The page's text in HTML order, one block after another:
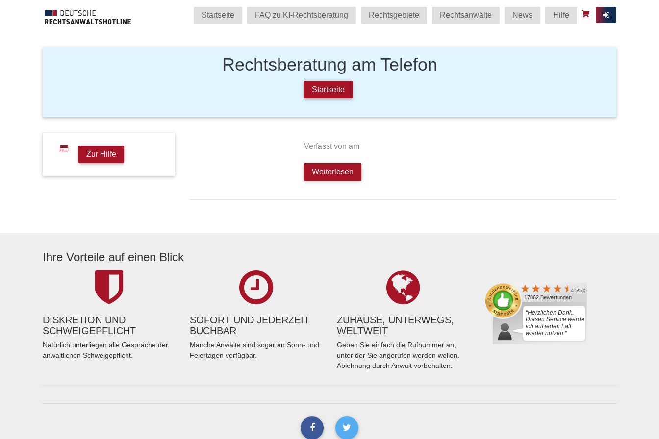
Startseite FAQ zu KI-Rechtsberatung Rechtsgebiete Rechtsanwälte News Hilfe
Rechtsberatung am Telefon
Startseite
Zur Hilfe
Verfasst von am
Weiterlesen
Ihre Vorteile auf einen Blick
DISKRETION UND
SCHWEIGEPFLICHT
Natürlich unterliegen alle Gespräche der
anwaltlichen Schweigepflicht.
SOFORT UND JEDERZEIT
BUCHBAR
Manche Anwälte sind sogar an Sonn- und
Feiertagen verfügbar.
ZUHAUSE, UNTERWEGS,
WELTWEIT
Geben Sie einfach die Rufnummer an,
unter der Sie angerufen werden wollen.
Ablehnung durch Anwalt vorbehalten.
4.5/5.0
17862 Bewertungen
"Herzlichen Dank.
Diesen Service werde
ich auf jeden Fall
wieder nutzen."